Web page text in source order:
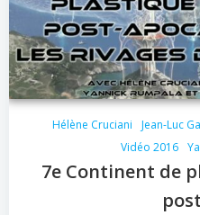
Hélène Cruciani Jean-Luc
Vidéo 2016
7e Continent de